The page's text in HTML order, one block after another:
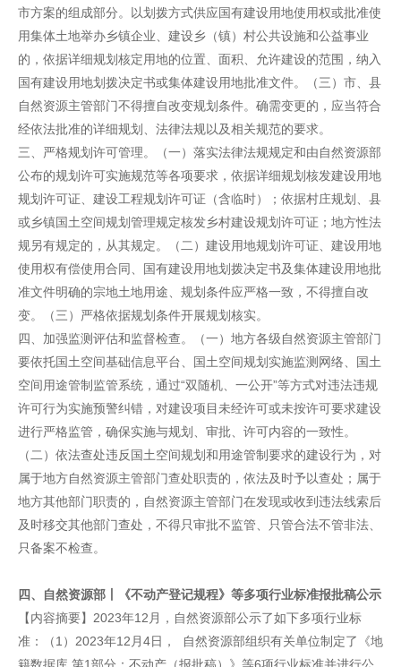
市方案的组成部分。以划拨方式供应国有建设用地使用权或批准使
用集体土地举办乡镇企业、建设乡（镇）村公共设施和公益事业
的，依据详细规划核定用地的位置、面积、允许建设的范围，纳入
国有建设用地划拨决定书或集体建设用地批准文件。（三）市、县
自然资源主管部门不得擅自改变规划条件。确需变更的，应当符合
经依法批准的详细规划、法律法规以及相关规范的要求。
三、严格规划许可管理。（一）落实法律法规规定和由自然资源部
公布的规划许可实施规范等各项要求，依据详细规划核发建设用地
规划许可证、建设工程规划许可证（含临时）；依据村庄规划、县
或乡镇国土空间规划管理规定核发乡村建设规划许可证；地方性法
规另有规定的，从其规定。（二）建设用地规划许可证、建设用地
使用权有偿使用合同、国有建设用地划拨决定书及集体建设用地批
准文件明确的宗地土地用途、规划条件应严格一致，不得擅自改
变。（三）严格依据规划条件开展规划核实。
四、加强监测评估和监督检查。（一）地方各级自然资源主管部门
要依托国土空间基础信息平台、国土空间规划实施监测网络、国土
空间用途管制监管系统，通过“双随机、一公开”等方式对违法违规
许可行为实施预警纠错，对建设项目未经许可或未按许可要求建设
进行严格监管，确保实施与规划、审批、许可内容的一致性。
（二）依法查处违反国土空间规划和用途管制要求的建设行为，对
属于地方自然资源主管部门查处职责的，依法及时予以查处；属于
地方其他部门职责的，自然资源主管部门在发现或收到违法线索后
及时移交其他部门查处，不得只审批不监管、只管合法不管非法、
只备案不检查。
四、自然资源部丨《不动产登记规程》等多项行业标准报批稿公示
【内容摘要】2023年12月，自然资源部公示了如下多项行业标
准：（1）2023年12月4日， 自然资源部组织有关单位制定了《地